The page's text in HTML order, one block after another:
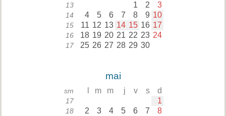
13 1 2 3
14 4 5 6 7 8 9 10
15 11 12 13 14 15 16 17
16 18 19 20 21 22 23 24
17 25 26 27 28 29 30
mai
sm m m j v s d
17 1
18 2 3 4 5 6 7 8